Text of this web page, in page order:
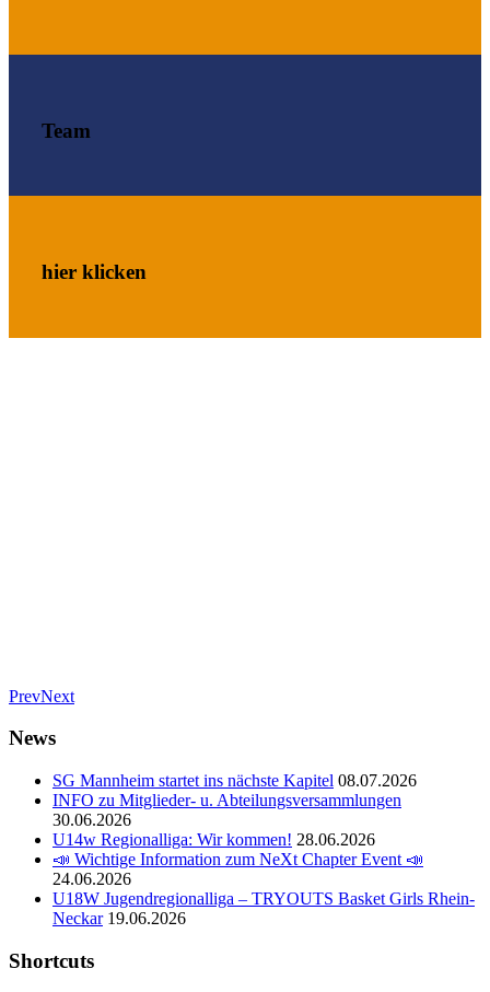
Team
hier klicken
PrevNext
News
SG Mannheim startet ins nächste Kapitel 08.07.2026
INFO zu Mitglieder- u. Abteilungsversammlungen
30.06.2026
U14w Regionalliga: Wir kommen! 28.06.2026
📣 Wichtige Information zum NeXt Chapter Event 📣
24.06.2026
U18W Jugendregionalliga – TRYOUTS Basket Girls Rhein-
Neckar 19.06.2026
Shortcuts